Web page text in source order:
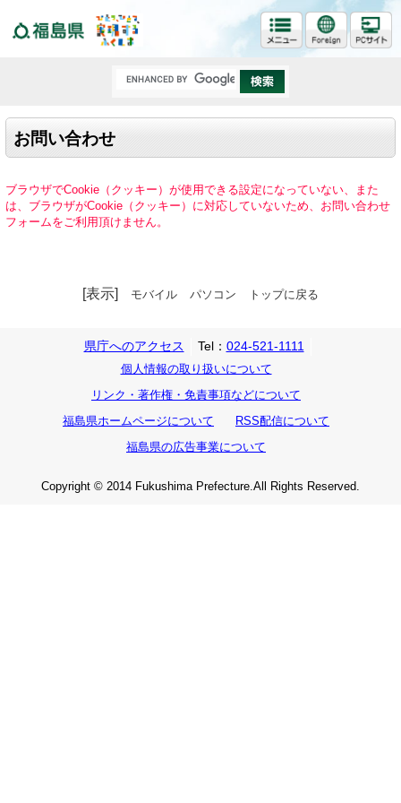
お問い合わせ
ブラウザでCookie（クッキー）が使用できる設定になっていない、また
は、ブラウザがCookie（クッキー）に対応していないため、お問い合わせ
フォームをご利用頂けません。
[表示] モバイル パソコン トップに戻る
県庁へのアクセス Tel： 024-521-1111
個人情報の取り扱いについて
リンク・著作権・免責事項などについて
福島県ホームページについて
RSS配信について
福島県の広告事業について
Copyright © 2014 Fukushima Prefecture.All Rights Reserved.